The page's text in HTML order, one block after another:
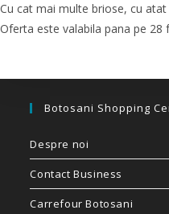
Cu cat mai multe briose, cu
Oferta este valabila pana pe 28
Botosani Shopping
Despre noi
Contact Business
Carrefour Botosani